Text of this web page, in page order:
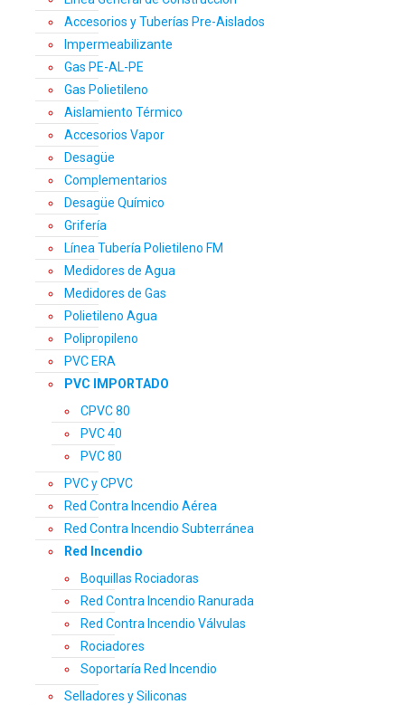
Accesorios y Tuberías Pre-Aislados
Impermeabilizante
Gas PE-AL-PE
Gas Polietileno
Aislamiento Térmico
Accesorios Vapor
Desagüe
Complementarios
Desagüe Químico
Grifería
Línea Tubería Polietileno FM
Medidores de Agua
Medidores de Gas
Polietileno Agua
Polipropileno
PVC ERA
PVC IMPORTADO
CPVC 80
PVC 40
PVC 80
PVC y CPVC
Red Contra Incendio Aérea
Red Contra Incendio Subterránea
Red Incendio
Boquillas Rociadoras
Red Contra Incendio Ranurada
Red Contra Incendio Válvulas
Rociadores
Soportaría Red Incendio
Selladores y Siliconas